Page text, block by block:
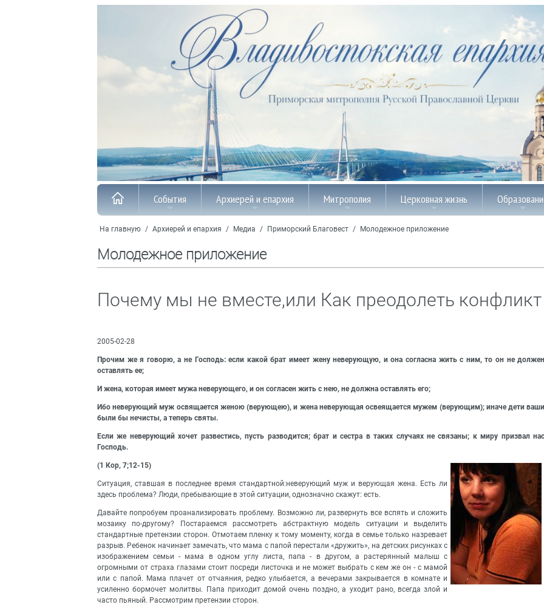
События Архиерей и епархия Митрополия Церковная жизнь
На главную / Архиерей и епархия / Медиа / Приморский Благовест / Молодежное приложение
Молодежное приложение
Почему мы не вместе,или Как преодолеть конфликт
2005-02-28
Прочим же я говорю, а не Господь: если какой брат имеет жену неверующую, и она согласна жить с ним, то он не должен
оставлять ее;
И жена, которая имеет мужа неверующего, и он согласен жить с нею, не должна оставлять его;
Ибо неверующий муж освящается женою (верующею), и жена неверующая освеящается мужем (верующим); иначе дети ваши
были бы нечисты, а теперь святы.
Если же неверующий хочет развестись, пусть разводится; брат и сестра в таких случаях не связаны; к миру призвал нас
Господь.
(1 Кор, 7;12-15)
Ситуация, ставшая в последнее время стандартной:неверующий муж и верующая жена. Есть ли
здесь проблема? Люди, пребывающие в этой ситуации, однозначно скажут: есть.
Давайте попробуем проанализировать проблему. Возможно ли, развернуть все вспять и сложить
мозаику по-другому? Постараемся рассмотреть абстрактную модель ситуации и выделить
стандартные претензии сторон. Отмотаем пленку к тому моменту, когда в семье только назревает
разрыв. Ребенок начинает замечать, что мама с папой перестали «дружить», на детских рисунках с
изображением семьи - мама в одном углу листа, папа - в другом, а растерянный малыш с
огромными от страха глазами стоит посреди листочка и не может выбрать с кем же он - с мамой
или с папой. Мама плачет от отчаяния, редко улыбается, а вечерами закрывается в комнате и
усиленно бормочет молитвы. Папа приходит домой очень поздно, а уходит рано, всегда злой и
часто пьяный. Рассмотрим претензии сторон.